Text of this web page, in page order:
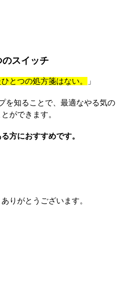
スイッチ
とつの処方箋はない。 」
を知ることで、最適なやる気の
ができます。
方におすすめです。
りがとうございます。